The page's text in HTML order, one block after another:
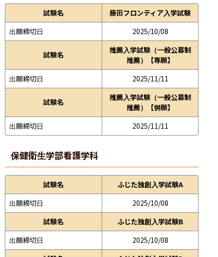
試験名
藤田フロンティア入学試験
出願締切日
2025/10/08
試験名
推薦入学試験（一般公募制
推薦）【専願】
出願締切日
2025/11/11
試験名
推薦入学試験（一般公募制
推薦）【併願】
出願締切日
2025/11/11
保健衛生学部看護学科
試験名
ふじた独創入学試験A
出願締切日
2025/10/08
試験名
ふじた独創入学試験B
出願締切日
2025/10/08